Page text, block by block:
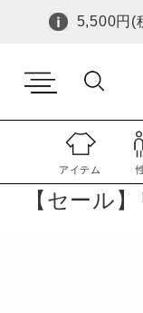
5,500円(
【セール
アイテム